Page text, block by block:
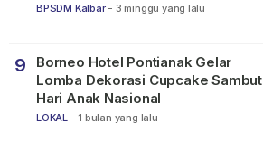
BPSDM Kalbar - 3 minggu yang lalu
9
Borneo Hotel Pontianak Gelar
Lomba Dekorasi Cupcake Sambut
Hari Anak Nasional
LOKAL - 1 bulan yang lalu